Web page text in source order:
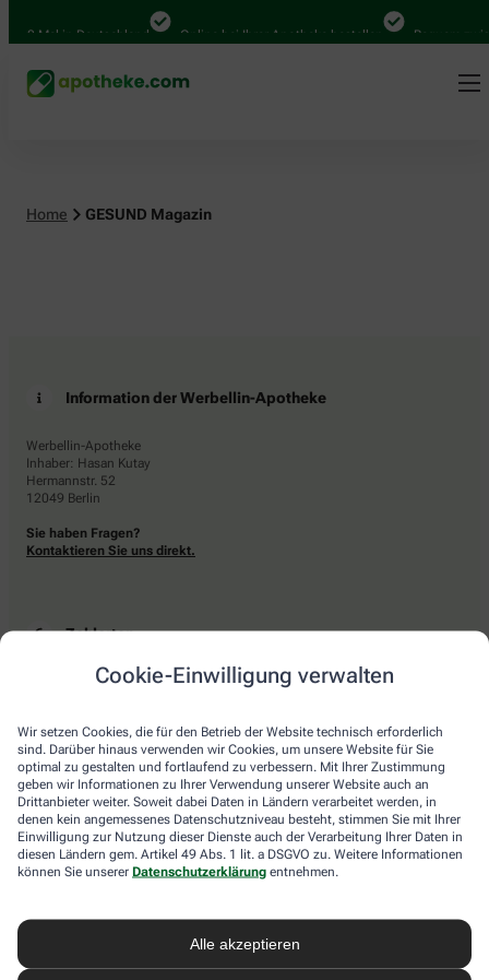
Cookie-Einwilligung verwalten
Wir setzen Cookies, die für den Betrieb der Website technisch erforderlich
sind. Darüber hinaus verwenden wir Cookies, um unsere Website für Sie
optimal zu gestalten und fortlaufend zu verbessern. Mit Ihrer Zustimmung
geben wir Informationen zu Ihrer Verwendung unserer Website auch an
Drittanbieter weiter. Soweit dabei Daten in Ländern verarbeitet werden, in
denen kein angemessenes Datenschutzniveau besteht, stimmen Sie mit Ihrer
Einwilligung zur Nutzung dieser Dienste auch der Verarbeitung Ihrer Daten in
diesen Ländern gem. Artikel 49 Abs. 1 lit. a DSGVO zu. Weitere Informationen
können Sie unserer Datenschutzerklärung entnehmen.
Alle akzeptieren
Mal in Deutschland Online bei Ihrer Apotheke bestellen Bequem
Home GESUND Magazin
Information der Werbellin-Apotheke
Werbellin-Apotheke
Inhaber: Hasan Kutay
Hermannstr. 52
12049 Berlin
Sie haben Fragen?
Kontaktieren Sie uns direkt.
Zahlarten
Bar oder mit einer anderen akzeptierten Zahlungsart Ihrer Apotheke vor Ort.
Lieferarten
Abholung in der Apotheke
Botendienstlieferung
apotheke.com Informationen
Newsletter